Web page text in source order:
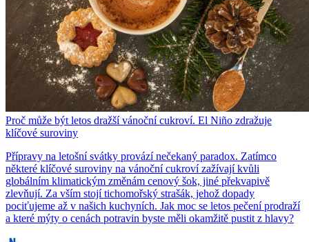
Proč může být letos dražší vánoční cukroví. El Niño zdražuje
klíčové suroviny
Přípravy na letošní svátky provází nečekaný paradox. Zatímco
některé klíčové suroviny na vánoční cukroví zažívají kvůli
globálním klimatickým změnám cenový šok, jiné překvapivě
zlevňují. Za vším stojí tichomořský strašák, jehož dopady
pociťujeme až v našich kuchyních. Jak moc se letos pečení prodraží
a které mýty o cenách potravin byste měli okamžitě pustit z hlavy?